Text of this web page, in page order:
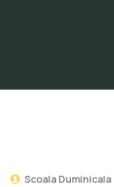
Scoala Duminicala